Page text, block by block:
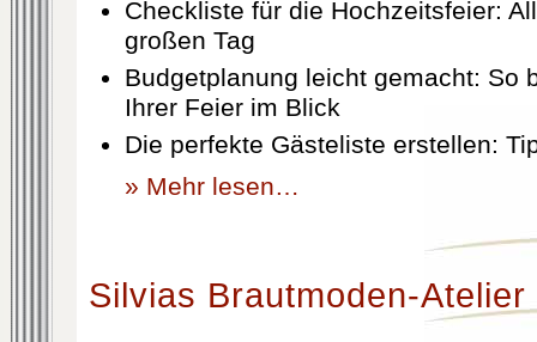
Checkliste für die Hochzeitsfeier:
großen Tag
Budgetplanung leicht gemacht: So
Ihrer Feier im Blick
Die perfekte Gästeliste erstellen:
» Mehr lesen…
Silvias Brautmoden-Atelier